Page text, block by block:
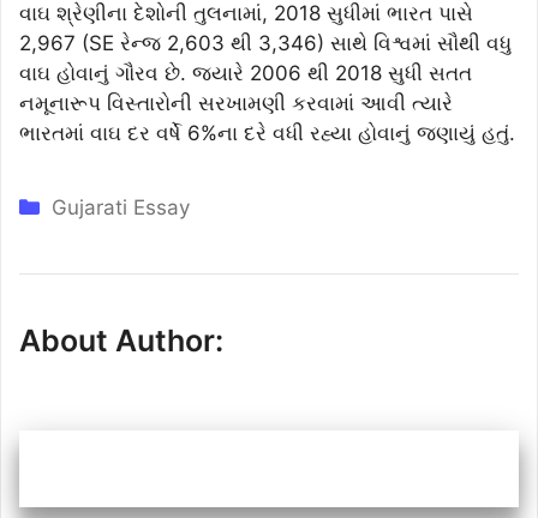
વાઘ શ્રેણીના દેશોની તુલનામાં, 2018 સુધીમાં ભારત પાસે
2,967 (SE રેન્જ 2,603 ​​થી 3,346) સાથે વિશ્વમાં સૌથી વધુ
વાઘ હોવાનું ગૌરવ છે. જ્યારે 2006 થી 2018 સુધી સતત
નમૂનારૂપ વિસ્તારોની સરખામણી કરવામાં આવી ત્યારે
ભારતમાં વાઘ દર વર્ષે 6%ના દરે વધી રહ્યા હોવાનું જણાયું હતું.
Categories
Gujarati Essay
About Author: